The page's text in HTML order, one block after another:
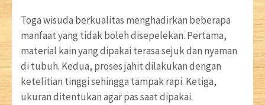
Toga wisuda berkualitas menghadirkan beberapa
manfaat yang tidak boleh disepelekan. Pertama,
material kain yang dipakai terasa sejuk dan nyaman
di tubuh. Kedua, proses jahit dilakukan dengan
ketelitian tinggi sehingga tampak rapi. Ketiga,
ukuran ditentukan agar pas saat dipakai.